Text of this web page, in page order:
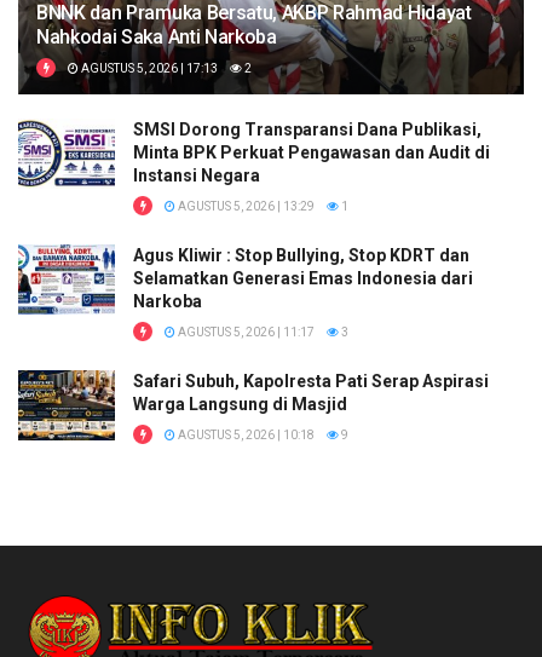
BNNK dan Pramuka Bersatu, AKBP Rahmad Hidayat
Nahkodai Saka Anti Narkoba
AGUSTUS 5, 2026 | 17:13 2
SMSI Dorong Transparansi Dana Publikasi,
Minta BPK Perkuat Pengawasan dan Audit di
Instansi Negara
AGUSTUS 5, 2026 | 13:29 1
Agus Kliwir : Stop Bullying, Stop KDRT dan
Selamatkan Generasi Emas Indonesia dari
Narkoba
AGUSTUS 5, 2026 | 11:17 3
Safari Subuh, Kapolresta Pati Serap Aspirasi
Warga Langsung di Masjid
AGUSTUS 5, 2026 | 10:18 9